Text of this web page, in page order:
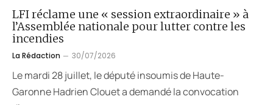
LFI réclame une « session extraordinaire » à
l’Assemblée nationale pour lutter contre les
incendies
La Rédaction 30/07/2026
Le mardi 28 juillet, le député insoumis de Haute-
Garonne Hadrien Clouet a demandé la convocation